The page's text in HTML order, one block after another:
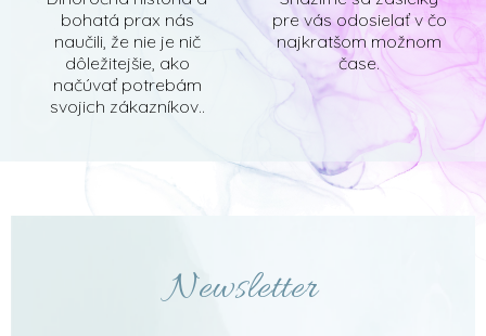
bohatá prax nás
naučili, že nie je nič
dôležitejšie, ako
načúvať potrebám
svojich zákazníkov..
pre vás odosielať v čo
najkratšom možnom
čase.
Newsletter